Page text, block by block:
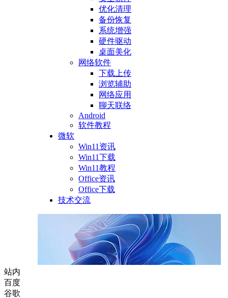
优化清理
备份恢复
系统增强
硬件驱动
桌面美化
网络软件
下载上传
浏览辅助
网络应用
聊天联络
Android
软件教程
微软
Win11资讯
Win11下载
Win11教程
Office资讯
Office下载
技术交流
站内
百度
谷歌